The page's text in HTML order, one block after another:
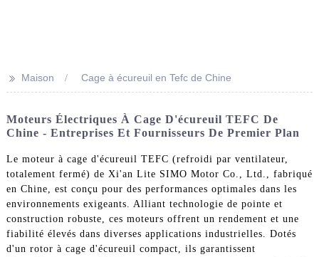
>> Maison Cage à écureuil en Tefc de Chine
Moteurs Électriques À Cage D'écureuil TEFC De
Chine - Entreprises Et Fournisseurs De Premier Plan
Le moteur à cage d'écureuil TEFC (refroidi par ventilateur,
totalement fermé) de Xi'an Lite SIMO Motor Co., Ltd., fabriqué
en Chine, est conçu pour des performances optimales dans les
environnements exigeants. Alliant technologie de pointe et
construction robuste, ces moteurs offrent un rendement et une
fiabilité élevés dans diverses applications industrielles. Dotés
d'un rotor à cage d'écureuil compact, ils garantissent